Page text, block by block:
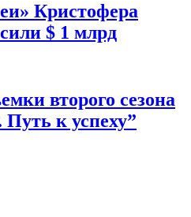
Кристофера
$ 1 млрд
второго сезона
Путь к успеху”